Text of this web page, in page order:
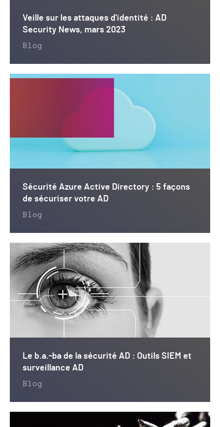
Veille sur les attaques d'identité : AD
Security News, mars 2023
Blog
Sécurité Azure Active Directory : 5 façons
de sécuriser votre AD
Blog
Le b.a.-ba de la sécurité AD : Outils SIEM et
surveillance AD
Blog